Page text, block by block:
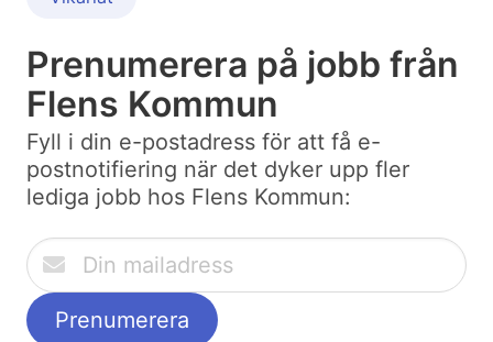
Prenumerera på jobb från
Flens Kommun
Fyll i din e-postadress för att få e-
postnotifiering när det dyker upp fler
lediga jobb hos Flens Kommun: